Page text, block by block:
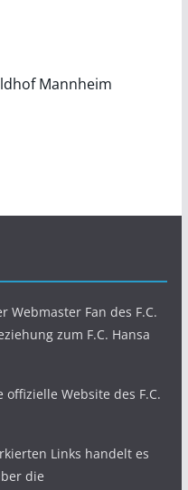
Mannheim
Webmaster Fan des F.C.
zum F.C. Hansa
Website des F.C.
Links handelt es
die